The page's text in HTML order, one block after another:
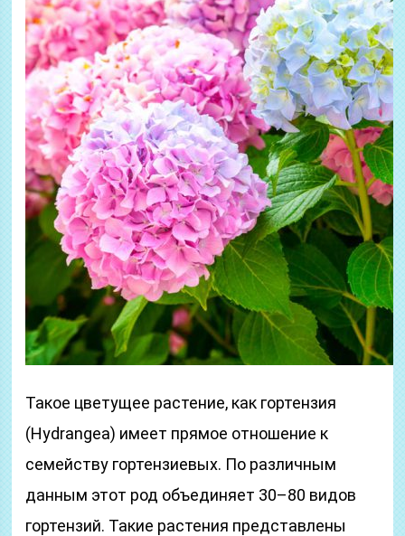
Такое цветущее растение, как гортензия
(Hydrangea) имеет прямое отношение к
семейству гортензиевых. По различным
данным этот род объединяет 30–80 видов
гортензий. Такие растения представлены